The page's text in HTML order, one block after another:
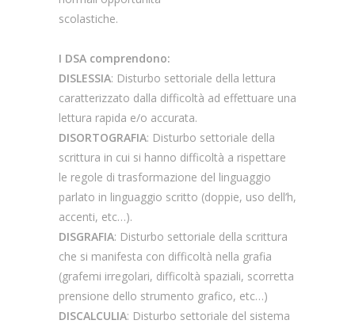
scolastiche.
I DSA comprendono:
DISLESSIA: Disturbo settoriale della lettura
caratterizzato dalla difficoltà ad effettuare una
lettura rapida e/o accurata.
DISORTOGRAFIA: Disturbo settoriale della
scrittura in cui si hanno difficoltà a rispettare
le regole di trasformazione del linguaggio
parlato in linguaggio scritto (doppie, uso dell’h,
accenti, etc…).
DISGRAFIA: Disturbo settoriale della scrittura
che si manifesta con difficoltà nella grafia
(grafemi irregolari, difficoltà spaziali, scorretta
prensione dello strumento grafico, etc…)
DISCALCULIA: Disturbo settoriale del sistema